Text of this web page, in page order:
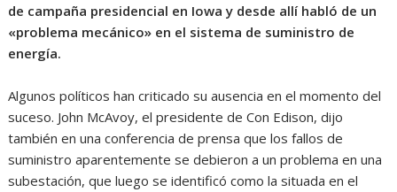
de campaña presidencial en Iowa y desde allí habló de un
«problema mecánico» en el sistema de suministro de
energía.
Algunos políticos han criticado su ausencia en el momento del
suceso. John McAvoy, el presidente de Con Edison, dijo
también en una conferencia de prensa que los fallos de
suministro aparentemente se debieron a un problema en una
subestación, que luego se identificó como la situada en el